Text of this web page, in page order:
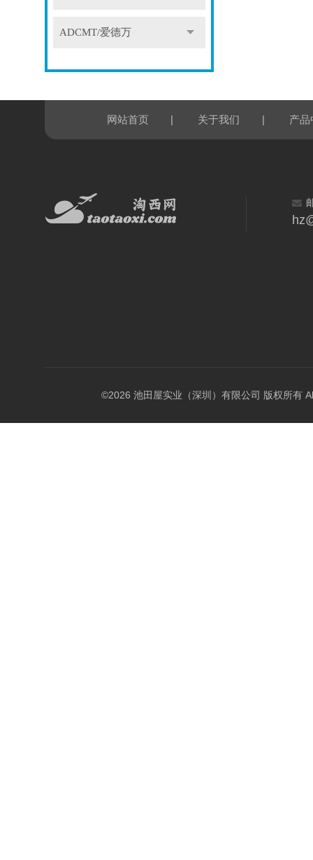
ADCMT/爱德万
网站首页 | 关于我们 | 产品
©2026 池田屋实业（深圳）有限公司 版权所有